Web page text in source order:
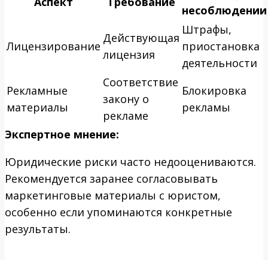
несоблюдении
Лицензирование
Действующая
лицензия
Штрафы,
приостановка
деятельности
Рекламные
материалы
Соответствие
закону о
рекламе
Блокировка
рекламы
Экспертное мнение:
Юридические риски часто недооцениваются.
Рекомендуется заранее согласовывать
маркетинговые материалы с юристом,
особенно если упоминаются конкретные
результаты.